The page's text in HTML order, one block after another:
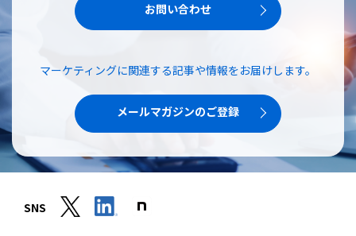
お問い合わせ
マーケティングに関連する記事や情報をお届けします。
メールマガジンのご登録
SNS